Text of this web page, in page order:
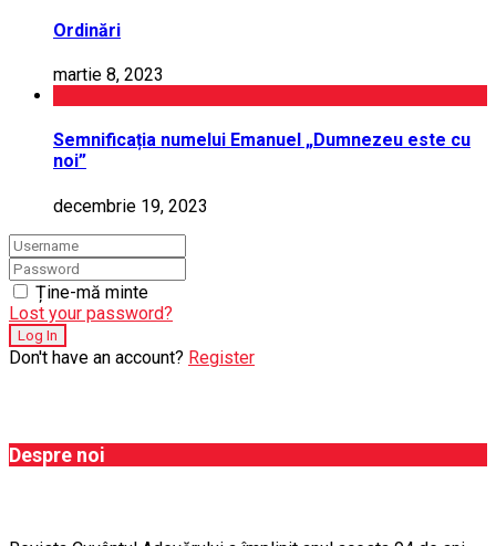
Ordinări
martie 8, 2023
Semnificația numelui Emanuel „Dumnezeu este cu
noi”
decembrie 19, 2023
Ține-mă minte
Lost your password?
Don't have an account? Register
Despre noi